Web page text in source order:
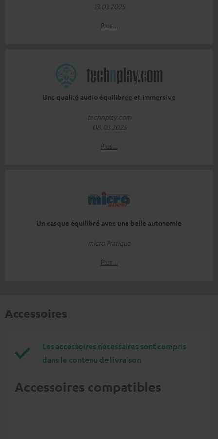
13.03.2025
Plus…
Une qualité audio équilibrée et immersive
technplay.com
08.03.2025
Plus…
Un casque équilibré avec une belle autonomie
micro Pratique
Plus…
Accessoires
Les accessoires nécessaires sont compris
dans le contenu de livraison
Accessoires compatibles